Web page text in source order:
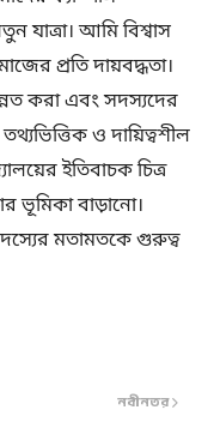
যাত্রা। আমি বিশ্বাস
প্রতি দায়বদ্ধতা।
করা এবং সদস্যদের
ও দায়িত্বশীল
ইতিবাচক চিত্র
ভূমিকা বাড়ানো।
মতামতকে গুরুত্ব
নবীনতর